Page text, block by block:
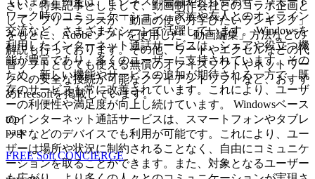
ワーク時のコミュニケーション、家族や友人とのオンライン
交流など、さまざまなシーンで活躍しています。 Windowsを
利用したインターネット通話サービスは、シェアや役立つ機
能が豊富であり、多くのユーザーに支持されています。その
ため、新しい機能やサービスの追加が期待される一方で、既
存のサービスも常に改善されています。これにより、ユーザ
ーの利便性や満足度が向上し続けています。 Windowsベース
のインターネット通話サービスは、スマートフォンやタブレ
ットなどのデバイスでも利用が可能です。これにより、ユー
ザーは場所や状況に制約されることなく、自由にコミュニケ
ーションを取ることができます。また、対象となるユーザー
さい。特集記事としまして、動画制作会社とのコラボ企画と
して、フリーランスが「動画の使い方学びたいランキング」
をもとに、Adobeソフトを使用した「動画編集」方法などの
解説も行っております。その他、ワードやエクセルなどの代
替ソフトとしても使える無償のオフィスソフトやネットワー
クへの安全な接続が可能なクライアントソフトなど、おすす
めFreesoftを掲載しています。
top
page
FREE Soft CONCIERGE